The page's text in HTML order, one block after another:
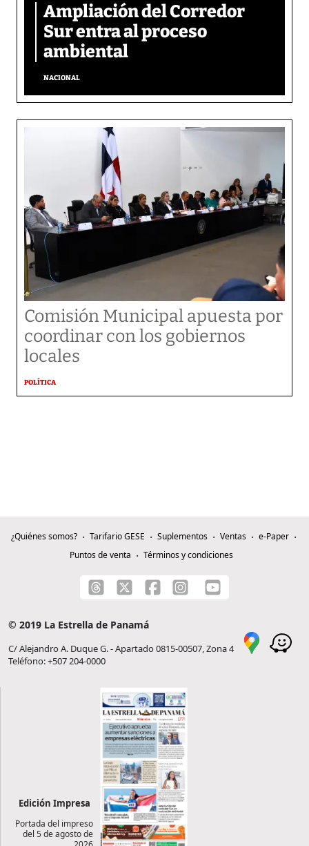
Ampliación del Corredor
Sur entra al proceso
ambiental
NACIONAL
Comisión Municipal apuesta por
coordinar con los gobiernos
locales
POLÍTICA
¿Quiénes somos? Tarifario GESE Suplementos Ventas
e-Paper
Puntos de venta
Términos y condiciones
© 2019 La Estrella de Panamá
C/ Alejandro A. Duque G. - Apartado 0815-00507, Zona 4
Teléfono: +507 204-0000
Edición Impresa
Portada del impreso
del 5 de agosto de